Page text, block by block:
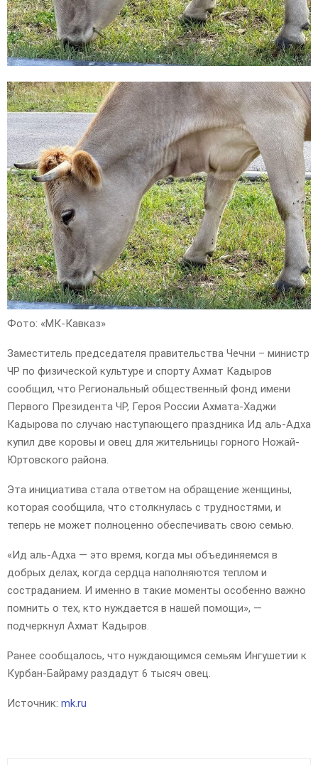
Фото: «МК-Кавказ»
Заместитель председателя правительства Чечни – министр
ЧР по физической культуре и спорту Ахмат Кадыров
сообщил, что Региональный общественный фонд имени
Первого Президента ЧР, Героя России Ахмата-Хаджи
Кадырова по случаю наступающего праздника Ид аль-Адха
купил две коровы и овец для жительницы горного Ножай-
Юртовского района.
Эта инициатива стала ответом на обращение женщины,
которая сообщила, что столкнулась с трудностями, и
теперь не может полноценно обеспечивать свою семью.
«Ид аль-Адха — это время, когда мы объединяемся в
добрых делах, когда сердца наполняются теплом и
состраданием. И именно в такие моменты особенно важно
помнить о тех, кто нуждается в нашей помощи», —
подчеркнул Ахмат Кадыров.
Ранее сообщалось, что нуждающимся семьям Ингушетии к
Курбан-Байраму раздадут 6 тысяч овец.
Источник: mk.ru